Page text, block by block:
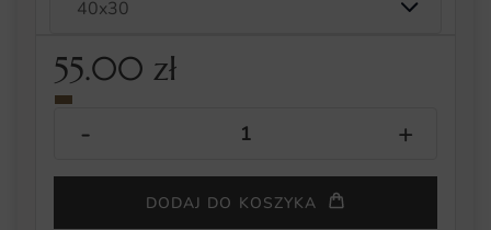
55.00 zł
DODAJ DO KOSZYKA